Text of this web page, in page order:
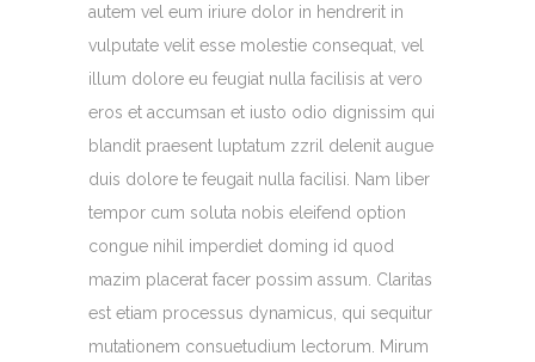
autem vel eum iriure dolor in hendrerit in
vulputate velit esse molestie consequat, vel
illum dolore eu feugiat nulla facilisis at vero
eros et accumsan et iusto odio dignissim qui
blandit praesent luptatum zzril delenit augue
duis dolore te feugait nulla facilisi. Nam liber
tempor cum soluta nobis eleifend option
congue nihil imperdiet doming id quod
mazim placerat facer possim assum. Claritas
est etiam processus dynamicus, qui sequitur
mutationem consuetudium lectorum. Mirum